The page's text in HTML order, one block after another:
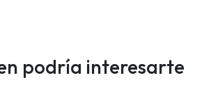
podría interesarte